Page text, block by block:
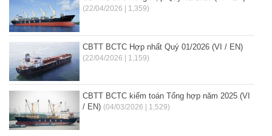
(22/04/2026 | 1,359)
CBTT BCTC Hợp nhất Quý 01/2026 (VI / EN)
(22/04/2026 | 1,159)
CBTT BCTC kiểm toán Tổng hợp năm 2025 (VI
/ EN) (04/03/2026 | 1,529)